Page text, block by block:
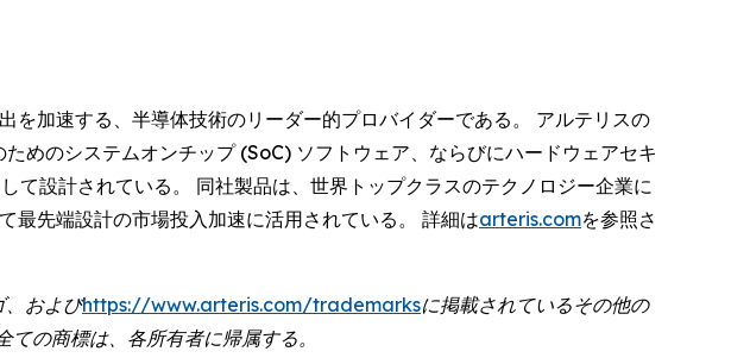
加速する、半導体技術のリーダー的プロバイダーである。 アルテリスの
めのシステムオンチップ (SoC) ソフトウェア、ならびにハードウェアセキ
設計されている。 同社製品は、世界トップクラスのテクノロジー企業に
最先端設計の市場投入加速に活用されている。 詳細はarteris.comを参照さ
およびhttps://www.arteris.com/trademarksに掲載されているその他の
の商標は、各所有者に帰属する。